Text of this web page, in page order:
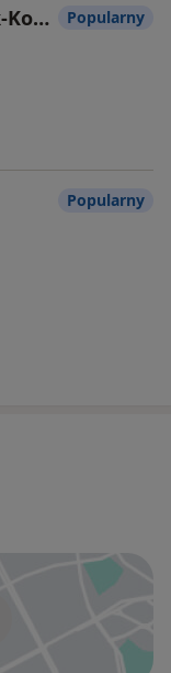
mgr Jolanta Dominiak-Konderak Popularny
Popularny